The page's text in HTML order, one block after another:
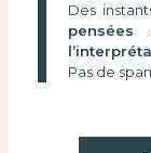
Des
pensées
Pas de